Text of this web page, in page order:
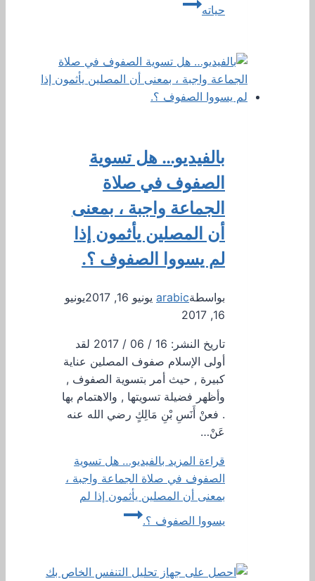
حياته
بالفيديو… هل تسوية
الصفوف في صلاة
الجماعة واجبة ، بمعنى
أن المصلين يأثمون إذا
لم يسووا الصفوف ؟.
بواسطةarabic يونيو 16, 2017
يونيو
16, 2017
تاريخ النشر: 16 / 06 / 2017 لقد
أولى الإسلام صفوف المصلين عناية
كبيرة , حيث أمر بتسوية الصفوف ,
وأظهر فضيلة تسويتها , والاهتمام بها
. فعنْ أَنَسِ بْنِ مَالِكٍ رضي الله عنه
عَنْ…
قراءة المزيد بالفيديو… هل تسوية
الصفوف في صلاة الجماعة واجبة ،
بمعنى أن المصلين يأثمون إذا لم
يسووا الصفوف ؟.